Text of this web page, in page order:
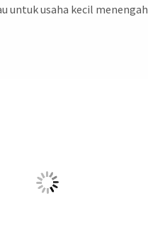
untuk usaha kecil menengah